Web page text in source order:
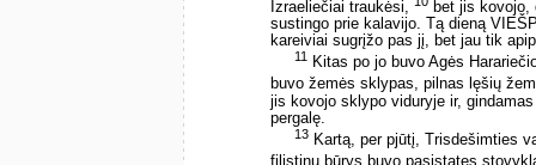
Izraeliečiai traukėsi,
bet jis kovojo,
sustingo prie kalavijo. Tą dieną
kareiviai sugrįžo pas jį, bet jau tik
11
Kitas po jo buvo Agės
buvo žemės sklypas, pilnas lęšių
jis kovojo sklypo viduryje ir,
pergalę.
13 Kartą, per pjūtį, Trisdešimties
filistinų būrys buvo pasistatęs